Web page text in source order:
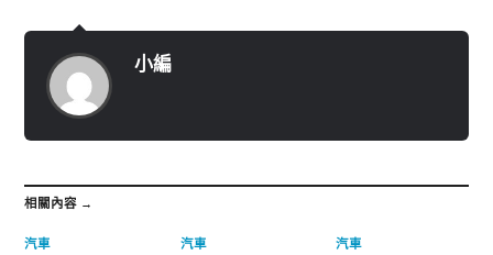
小編
相關內容 →
汽車 汽車 汽車